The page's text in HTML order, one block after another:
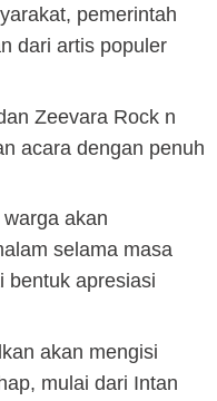
pemerintah
dari artis populer
Zeevara Rock n
acara dengan penuh
akan
selama masa
bentuk apresiasi
akan mengisi
mulai dari Intan